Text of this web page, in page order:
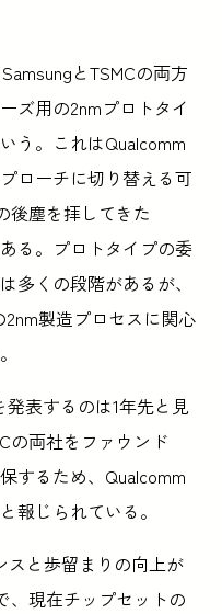
とTSMCの両方
ズ用の2nmプロトタイ
う。これはQualcomm
ローチに切り替える可
後塵を拝してきた
る。プロトタイプの委
多くの段階があるが、
2nm製造プロセスに関心
発表するのは1年先と見
の両社をファウンド
するため、Qualcomm
報じられている。
スと歩留まりの向上が
、現在チップセットの